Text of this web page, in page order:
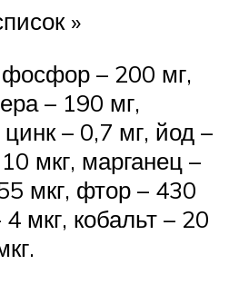
»
– 200 мг,
– 190 мг,
– 0,7 мг, йод –
мкг, марганец –
мкг, фтор – 430
мкг, кобальт – 20